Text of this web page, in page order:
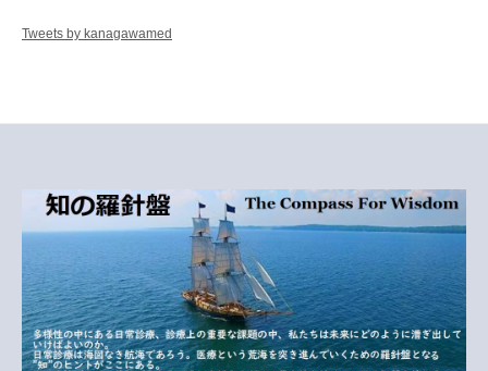
Tweets by kanagawamed